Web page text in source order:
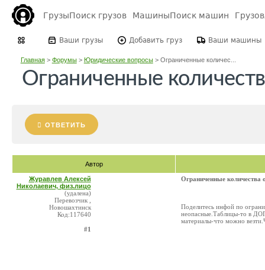
ГрузыПоиск грузов МашиныПоиск машин
Ваши грузы Добавить груз Ваши машины
Главная> Форумы> Юридические вопросы> Ограниченные количес...
Ограниченные
ОТВЕТИТЬ
Автор
Журавлев Алексей
Николаевич, физ.лицо
(удалена)
Перевозчик ,
Новошахтинск
Код:117640
#1
Ограниченные количества
Поделитесь инфой по
неопасные.Таблицы-то в
материалы-что можно